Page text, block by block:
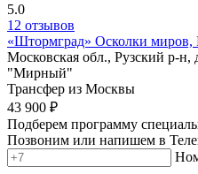
5.0
12 отзывов
«Штормград» Осколки миров,
Московская обл., Рузский р-
"Мирный"
Трансфер из Москвы
43 900 ₽
Подберем программу
Позвоним или напишем в